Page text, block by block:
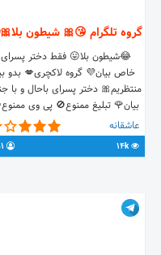
گروه تلگرام 😘🎀 شیطون
😂شیطون بلا😛 فقط دختر پسرای
خاص بیان💜 گروه لاکچری💋 بدو
منتظریم🎀 دختر پسرای باحال و با
بیان🌹 تبلیغ ممنوع🚫 پی وی
خنده و لبخند، مهمون لباتون😘
گروه؛
FxtYq0Rs0R17upqrsB4phA
عاشقانه
14k